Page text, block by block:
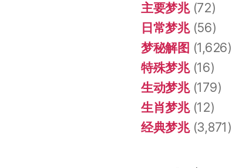
主要梦兆(72)
日常梦兆(56)
梦秘解图 (1,626)
特殊梦兆(16)
生动梦兆(179)
生肖梦兆(12)
经典梦兆(3,871)